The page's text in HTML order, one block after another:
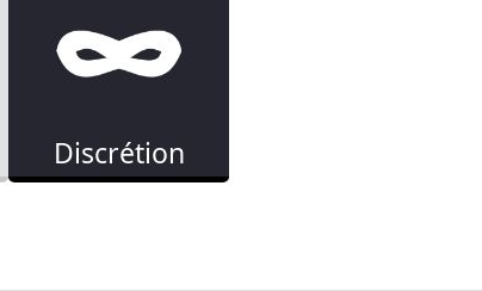
Discrétion